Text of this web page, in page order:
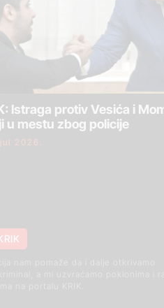
Istraga protiv Vesića i
u mestu zbog policije
2026.
nam pomaže da i dalje otkrivamo
a mi uzvraćamo poklonima i
na portalu KRIK.